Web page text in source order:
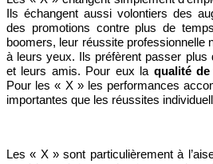
Ils échangent aussi volontiers des
des promotions contre plus de
boomers, leur réussite professionnelle
à leurs yeux. Ils préfèrent passer plus
et leurs amis. Pour eux la qualité de
Pour les « X » les performances
importantes que les réussites
Les « X » sont particulièrement à